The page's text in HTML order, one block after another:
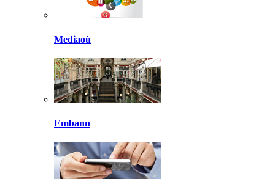
Mediaoù
Embann